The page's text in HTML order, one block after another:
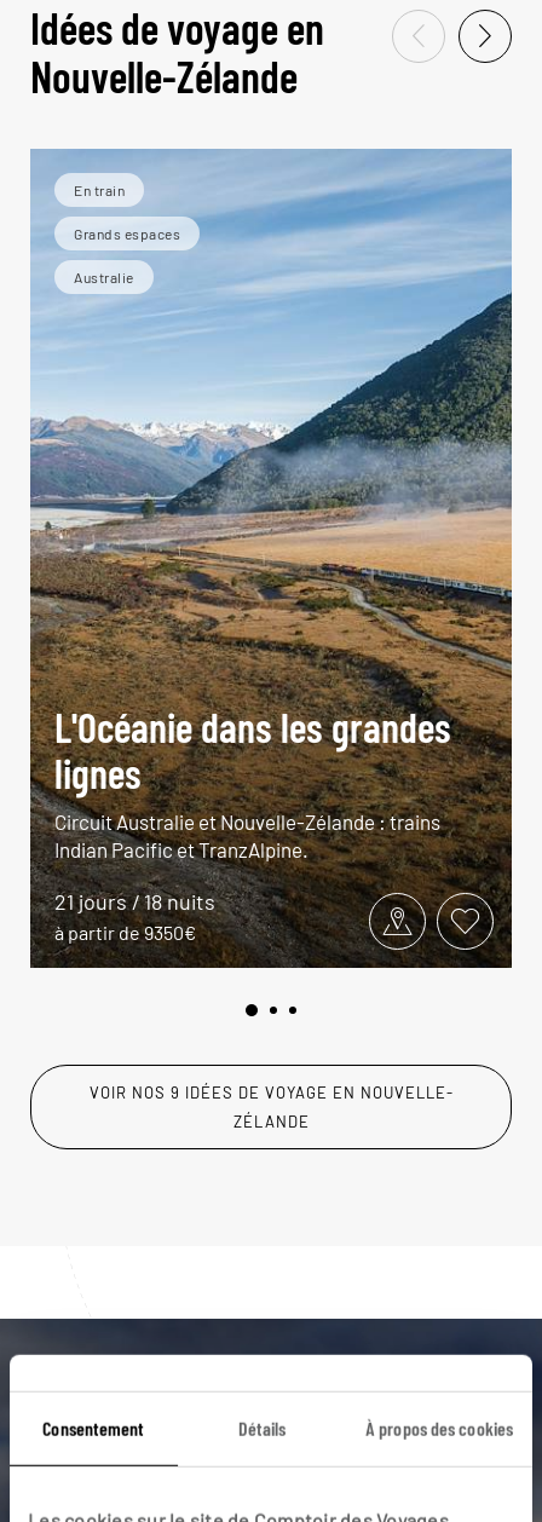
Consentement Détails À propos des cookies
Idées de voyage en
Nouvelle-Zélande
En train
Grands espaces
Australie
L'Océanie dans les grandes
lignes
Circuit Australie et Nouvelle-Zélande : trains
Indian Pacific et TranzAlpine.
21 jours / 18 nuits
à partir de 9350€
VOIR NOS 9 IDÉES DE VOYAGE EN NOUVELLE-
ZÉLANDE
Luciole,
l'appli qui vous guide en
Nouvelle-Zélande